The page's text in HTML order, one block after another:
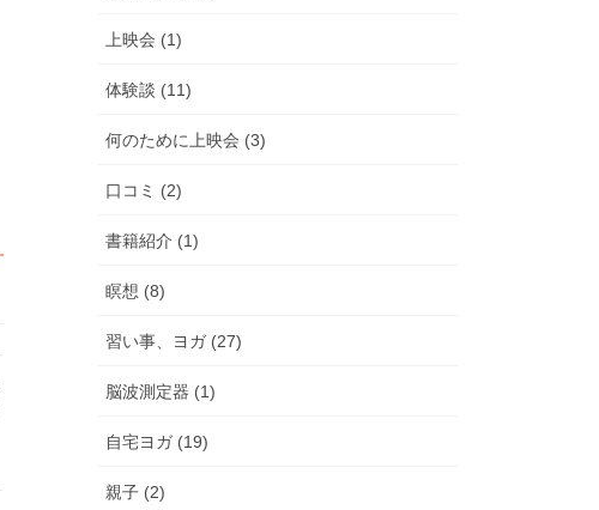
上映会 (1)
体験談 (11)
何のために上映会 (3)
口コミ (2)
書籍紹介 (1)
瞑想 (8)
習い事、ヨガ (27)
脳波測定器 (1)
自宅ヨガ (19)
親子 (2)